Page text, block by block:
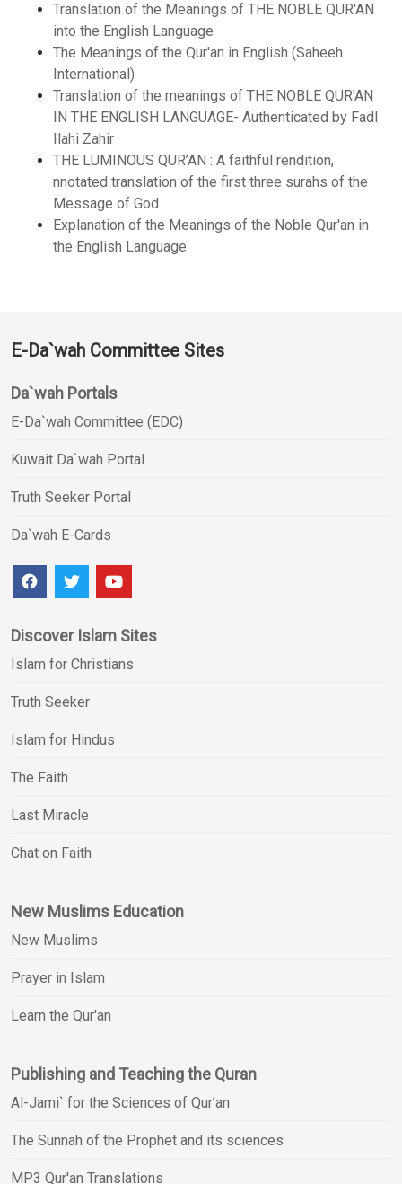
Translation of the Meanings of THE NOBLE QUR'AN
into the English Language
The Meanings of the Qur'an in English (Saheeh
International)
Translation of the meanings of THE NOBLE QUR'AN
IN THE ENGLISH LANGUAGE- Authenticated by Fadl
Ilahi Zahir
THE LUMINOUS QUR’AN : A faithful rendition,
nnotated translation of the first three surahs of the
Message of God
Explanation of the Meanings of the Noble Qur'an in
the English Language
E-Da`wah Committee Sites
Da`wah Portals
E-Da`wah Committee (EDC)
Kuwait Da`wah Portal
Truth Seeker Portal
Da`wah E-Cards
Discover Islam Sites
Islam for Christians
Truth Seeker
Islam for Hindus
The Faith
Last Miracle
Chat on Faith
New Muslims Education
New Muslims
Prayer in Islam
Learn the Qur'an
Publishing and Teaching the Quran
Al-Jami` for the Sciences of Qur’an
The Sunnah of the Prophet and its sciences
MP3 Qur'an Translations